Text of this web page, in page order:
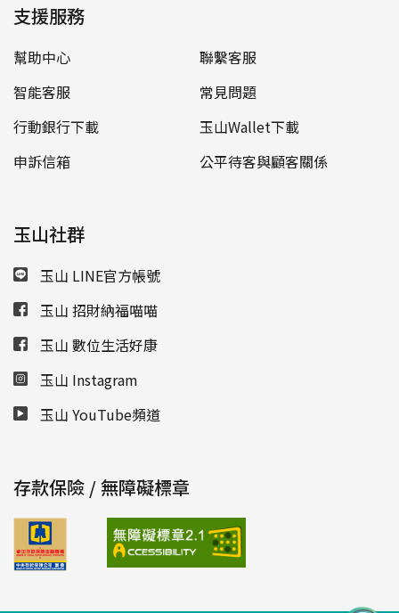
支援服務
幫助中心
聯繫客服
智能客服
常見問題
行動銀行下載
玉山Wallet下載
申訴信箱
公平待客與顧客關係
玉山社群
玉山 LINE官方帳號
玉山 招財納福喵喵
玉山 數位生活好康
玉山 Instagram
玉山 YouTube頻道
存款保險 / 無障礙標章